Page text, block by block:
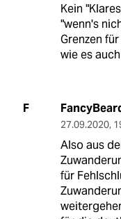
Kein
"wenn's
Grenzen
wie es
F
27.09.2020,
Also aus
für